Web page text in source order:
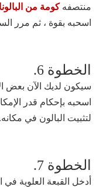
منتصفهكومة من
اسحبه بقوة ، ثم مرر
الخطوة 6.
سيكون لديك الآن بعض
اسحبه بإحكام قدر
لتثبيت البالون في مكانه.
الخطوة 7.
أدخل القبعة العلوية في